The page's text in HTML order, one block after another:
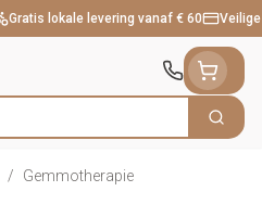
Gratis lokale levering vanaf € 60
Zoek
/ Gemmotherapie